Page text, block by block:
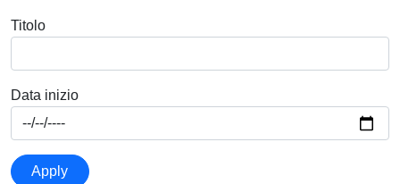
Titolo
Data inizio
Apply